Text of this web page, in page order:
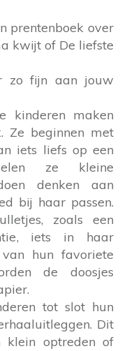
prentenboek over
kwijt of De liefste
zo fijn aan jouw
kinderen maken
Ze beginnen met
iets liefs op een
ze kleine
denken aan
bij haar passen.
zoals een
iets in haar
hun favoriete
de doosjes
tot slot hun
Dit
klein optreden of